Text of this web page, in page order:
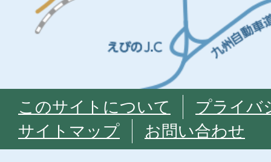
このサイトについて
プライバ
サイトマップ
お問い合わせ